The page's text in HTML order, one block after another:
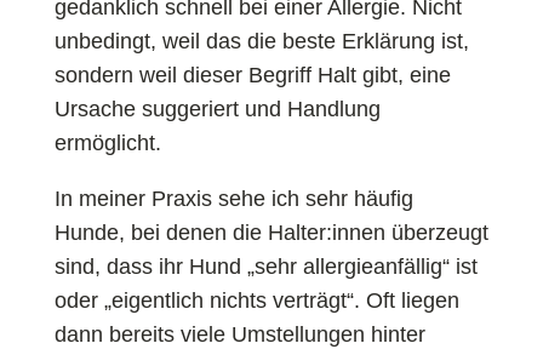
gedanklich schnell bei einer Allergie. Nicht
unbedingt, weil das die beste Erklärung ist,
sondern weil dieser Begriff Halt gibt, eine
Ursache suggeriert und Handlung
ermöglicht.
In meiner Praxis sehe ich sehr häufig
Hunde, bei denen die Halter:innen überzeugt
sind, dass ihr Hund „sehr allergieanfällig“ ist
oder „eigentlich nichts verträgt“. Oft liegen
dann bereits viele Umstellungen hinter